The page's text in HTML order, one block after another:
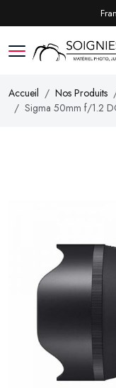
Accueil Nos Produits
Sigma 50mm f/1.2